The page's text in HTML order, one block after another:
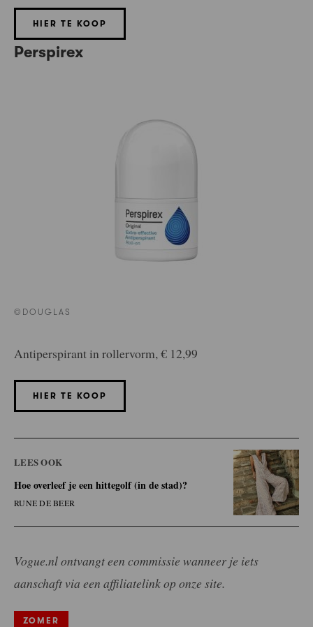
HIER TE KOOP
Perspirex
©DOUGLAS
Antiperspirant in rollervorm, € 12,99
HIER TE KOOP
LEES OOK
Hoe overleef je een hittegolf (in de stad)?
RUNE DE BEER
Vogue.nl ontvangt een commissie wanneer je iets
aanschaft via een affiliatelink op onze site.
ZOMER